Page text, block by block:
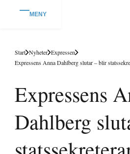
MENY
Start Nyheter Expressen
Expressens Anna Dahlberg slutar – blir
Expressens
Dahlberg